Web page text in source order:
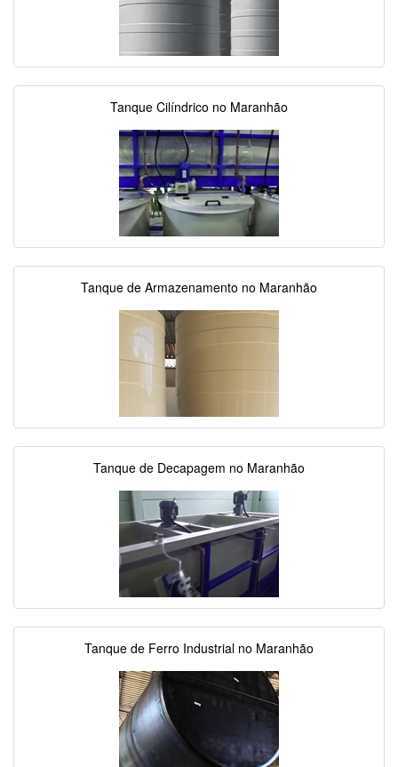
Tanque Cilíndrico no Maranhão
Tanque de Armazenamento no Maranhão
Tanque de Decapagem no Maranhão
Tanque de Ferro Industrial no Maranhão